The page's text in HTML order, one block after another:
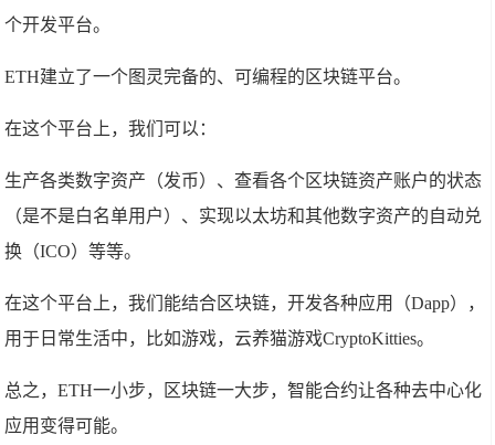
个开发平台。
ETH建立了一个图灵完备的、可编程的区块链平台。
在这个平台上，我们可以：
生产各类数字资产（发币）、查看各个区块链资产账户的状态
（是不是白名单用户）、实现以太坊和其他数字资产的自动兑
换（ICO）等等。
在这个平台上，我们能结合区块链，开发各种应用（Dapp），
用于日常生活中，比如游戏，云养猫游戏CryptoKitties。
总之，ETH一小步，区块链一大步，智能合约让各种去中心化
应用变得可能。